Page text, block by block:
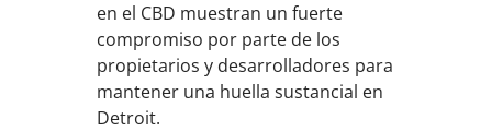
en el CBD muestran un fuerte
compromiso por parte de los
propietarios y desarrolladores para
mantener una huella sustancial en
Detroit.